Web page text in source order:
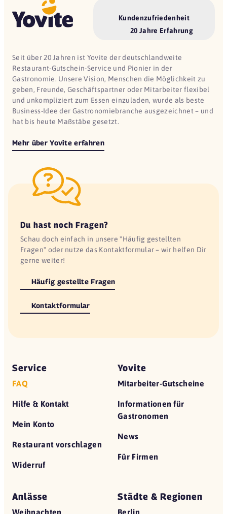
Kundenzufriedenheit
20 Jahre Erfahrung
Seit über 20 Jahren ist Yovite der deutschlandweite
Restaurant-Gutschein-Service und Pionier in der
Gastronomie. Unsere Vision, Menschen die Möglichkeit zu
geben, Freunde, Geschäftspartner oder Mitarbeiter flexibel
und unkompliziert zum Essen einzuladen, wurde als beste
Business-Idee der Gastronomiebranche ausgezeichnet – und
hat bis heute Maßstäbe gesetzt.
Mehr über Yovite erfahren
Du hast noch Fragen?
Schau doch einfach in unsere "Häufig gestellten
Fragen" oder nutze das Kontaktformular – wir helfen Dir
gerne weiter!
Häufig gestellte Fragen
Kontaktformular
Service
FAQ
Hilfe & Kontakt
Mein Konto
Restaurant vorschlagen
Widerruf
Yovite
Mitarbeiter-Gutscheine
Informationen für
Gastronomen
News
Für Firmen
Anlässe
Weihnachten
Städte & Regionen
Berlin